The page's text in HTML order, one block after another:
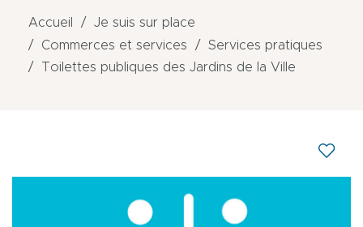
Accueil
Je suis sur place
Commerces et services
Services pratiques
Toilettes publiques des Jardins de la Ville